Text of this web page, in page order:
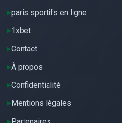
paris sportifs en ligne
1xbet
Contact
À propos
Confidentialité
Mentions légales